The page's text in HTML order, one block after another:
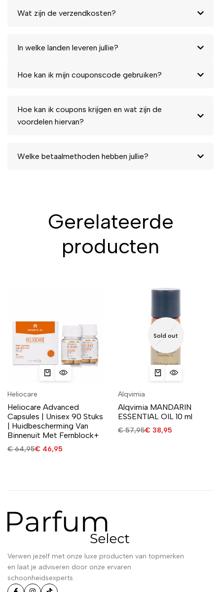
Wat zijn de verzendkosten?
In welke landen leveren jullie?
Hoe kan ik mijn couponscode gebruiken?
Hoe kan ik coupons krijgen en wat zijn de
voordelen hiervan?
Welke betaalmethoden hebben jullie?
Gerelateerde
producten
Heliocare
Heliocare Advanced
Capsules | Unisex 90 Stuks
| Huidbescherming Van
Binnenuit Met Fernblock+
€64,95€ 46,95
Sold out
Alqvimia
Alqvimia MANDARIN
ESSENTIAL OIL 10 ml
€57,95€ 38,95
Verwen jezelf met onze luxe producten van topmerken
en laat je adviseren door onze ervaren
schoonheidsexperts.